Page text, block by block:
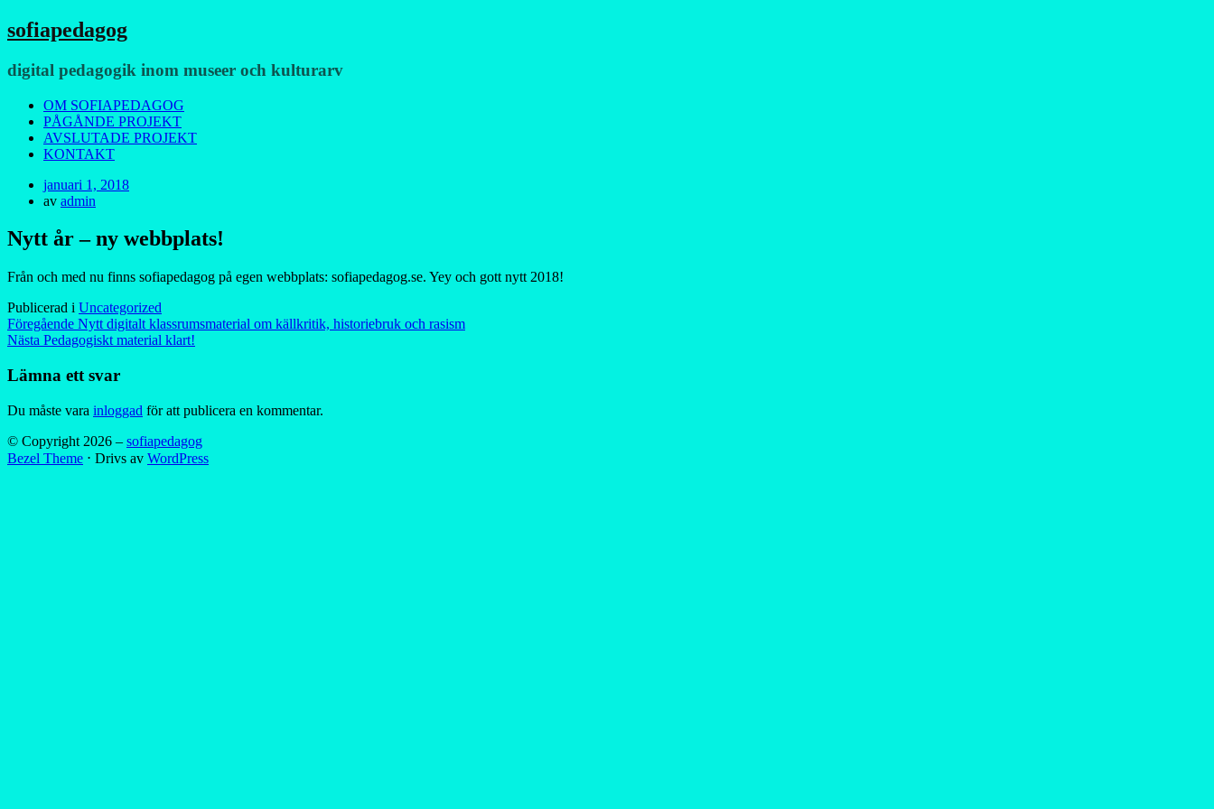
sofiapedagog
digital pedagogik inom museer och kulturarv
Meny
Hoppa
innehåll
OM SOFIAPEDAGOG
PÅGÅNDE PROJEKT
AVSLUTADE PROJEKT
KONTAKT
Publicerad
den
januari 1, 2018
av admin
Nytt år – ny webbplats!
Från och med nu finns sofiapedagog på egen webbplats: sofiapedagog.se. Yey och gott nytt 2018!
Publicerad i Uncategorized
Inläggsnavigering
Föregående Nytt digitalt klassrumsmaterial om källkritik, historiebruk och rasism
Nästa Pedagogiskt material klart!
Lämna ett svar
Du måste vara inloggad för att publicera en kommentar.
© Copyright 2026 – sofiapedagog
Bezel Theme ⋅ Drivs av WordPress